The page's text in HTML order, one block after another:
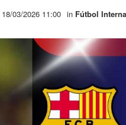
18/03/2026 11:00 in Fútbol